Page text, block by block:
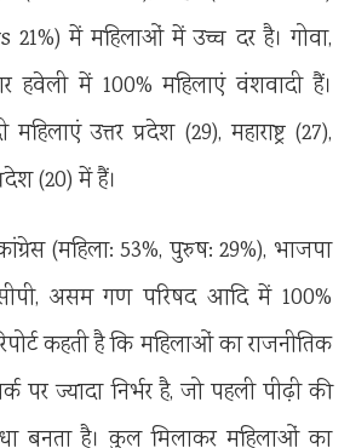
21%) में महिलाओं में उच्च दर है। गोवा,
हवेली में 100% महिलाएं वंशवादी हैं।
उत्तर प्रदेश (29), महाराष्ट्र (27),
(20) में हैं।
कांग्रेस (महिला: 53%, पुरुष: 29%), भाजपा
असम गण परिषद आदि में 100%
कहती है कि महिलाओं का राजनीतिक
पर ज्यादा निर्भर है, जो पहली पीढ़ी की
बनता है। कुल मिलाकर महिलाओं का